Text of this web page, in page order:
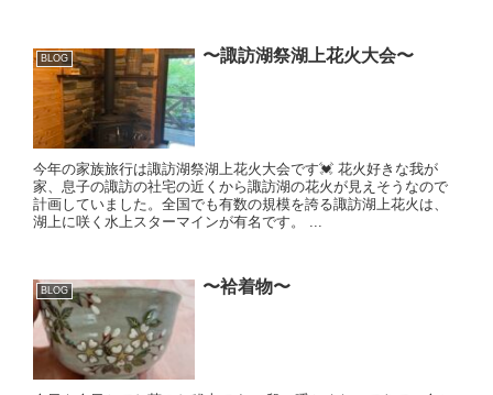
BLOG 〜諏訪湖祭湖上花火大会〜
今年の家族旅行は諏訪湖祭湖上花火大会です💓 花火好きな我が
家、息子の諏訪の社宅の近くから諏訪湖の花火が見えそうなので
計画していました。全国でも有数の規模を誇る諏訪湖上花火は、
湖上に咲く水上スターマインが有名です。 ...
BLOG 〜袷着物〜